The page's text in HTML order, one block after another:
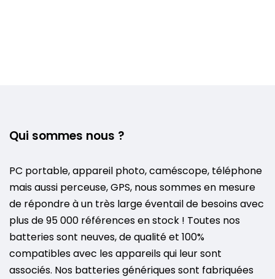
Qui sommes nous ?
PC portable, appareil photo, caméscope, téléphone
mais aussi perceuse, GPS, nous sommes en mesure
de répondre à un très large éventail de besoins avec
plus de 95 000 références en stock ! Toutes nos
batteries sont neuves, de qualité et 100%
compatibles avec les appareils qui leur sont
associés. Nos batteries génériques sont fabriquées